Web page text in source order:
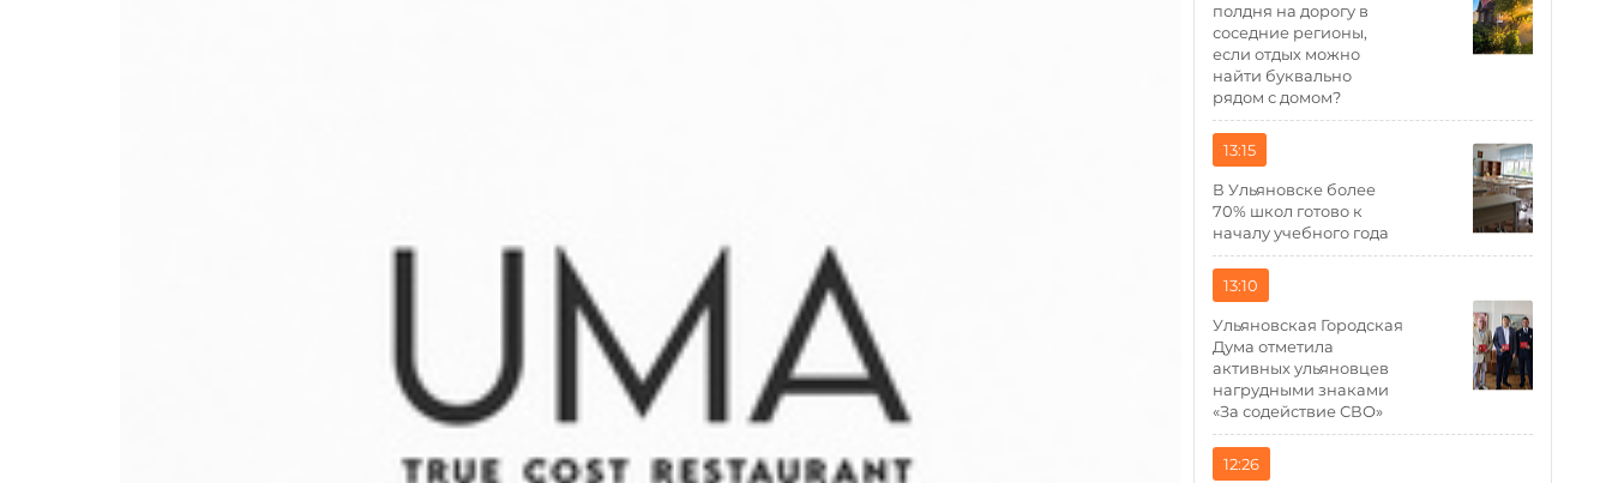
полдня на дорогу в
соседние регионы,
если отдых можно
найти буквально
рядом с домом?
13:15
В Ульяновске более
70% школ готово к
началу учебного года
13:10
Ульяновская Городская
Дума отметила
активных ульяновцев
нагрудными знаками
«За содействие СВО»
12:26